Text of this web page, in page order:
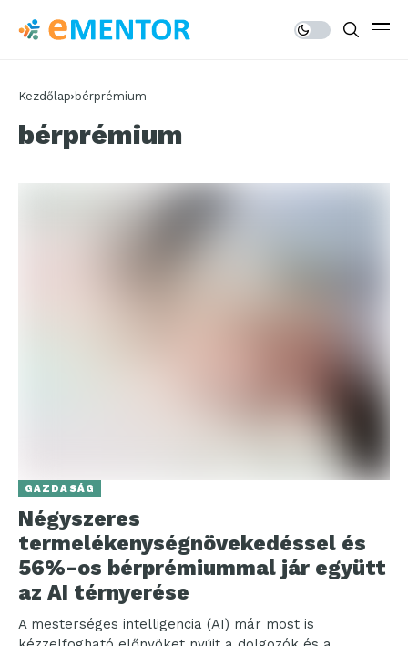
Kezdőlap bérprémium
bérprémium
GAZDASÁG
Négyszeres
termelékenységnövekedéssel és
56%-os bérprémiummal jár együtt
az AI térnyerése
A mesterséges intelligencia (AI) már most is